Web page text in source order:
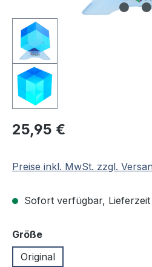
Regulärer Preis:
25,95 €
Preise inkl. MwSt. zzgl.
Sofort verfügbar, Lieferzeit
Größeauswählen
Original